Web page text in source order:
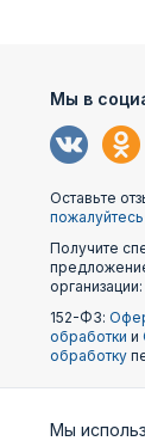
Мы в
Оставьте
пожалуйтесь
Получите
организации:
152-ФЗ:
обработки и
обработку
Наши
Мы